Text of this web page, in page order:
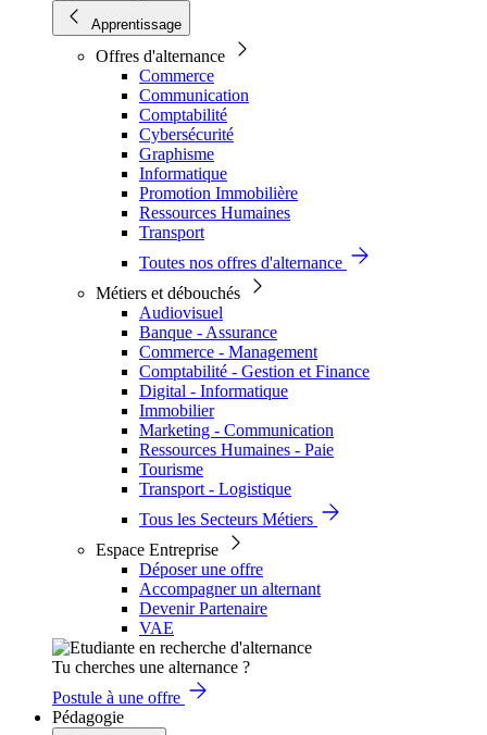
Apprentissage
Offres d'alternance
Commerce
Communication
Comptabilité
Cybersécurité
Graphisme
Informatique
Promotion Immobilière
Ressources Humaines
Transport
Toutes nos offres d'alternance
Métiers et débouchés
Audiovisuel
Banque - Assurance
Commerce - Management
Comptabilité - Gestion et Finance
Digital - Informatique
Immobilier
Marketing - Communication
Ressources Humaines - Paie
Tourisme
Transport - Logistique
Tous les Secteurs Métiers
Espace Entreprise
Déposer une offre
Accompagner un alternant
Devenir Partenaire
VAE
Tu cherches une alternance ?
Postule à une offre
Pédagogie